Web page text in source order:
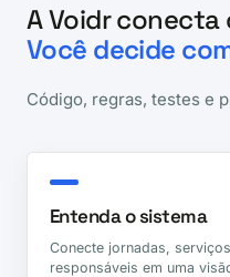
A Voidr
Você decide
Código, regras, testes e
Entenda o sistema
Conecte jornadas,
responsáveis em uma